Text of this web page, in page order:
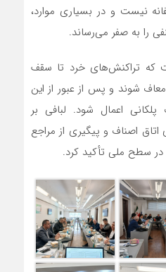
نیست و در بسیاری موارد،
را به صفر می‌رساند.
که تراکنش‌های خرد تا سقف
شوند و پس از عبور از این
اعمال شود. لبافی بر
اصناف و پیگیری از مراجع
در سطح ملی تأکید کرد.